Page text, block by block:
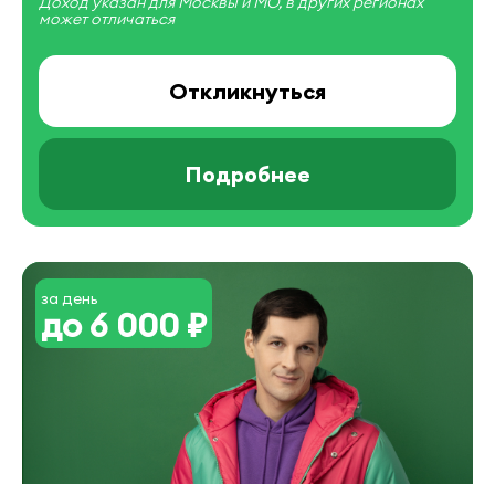
может отличаться
Откликнуться
Подробнее
за день
до 6 000 ₽